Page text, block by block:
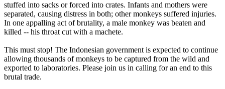
stuffed into sacks or forced into crates. Infants and mothers were
separated, causing distress in both; other monkeys suffered injuries.
In one appalling act of brutality, a male monkey was beaten and
killed -- his throat cut with a machete.
This must stop! The Indonesian government is expected to continue
allowing thousands of monkeys to be captured from the wild and
exported to laboratories. Please join us in calling for an end to this
brutal trade.